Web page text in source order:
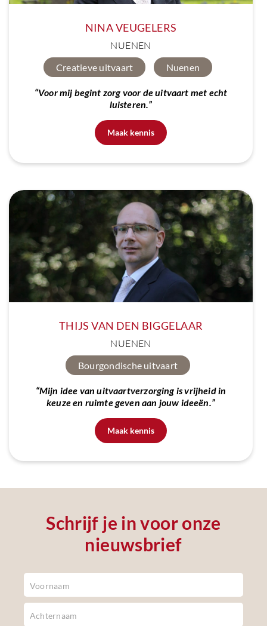
NINA VEUGELERS
NUENEN
Creatieve uitvaart Nuenen
“Voor mij begint zorg voor de uitvaart met echt
luisteren.”
Maak kennis
THIJS VAN DEN BIGGELAAR
NUENEN
Bourgondische uitvaart
“Mijn idee van uitvaartverzorging is vrijheid in
keuze en ruimte geven aan jouw ideeën.”
Maak kennis
Schrijf je in voor onze
nieuwsbrief
Newsletter
Footer